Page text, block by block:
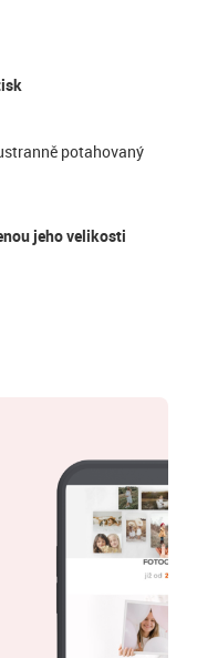
potahovaný
jeho velikosti